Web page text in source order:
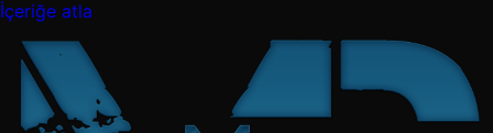
İçeriğe atla